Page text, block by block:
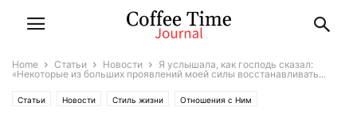
Home Статьи Новости
Я услышала, как господь сказал:
«Некоторые из больших проявлений моей силы восстанавливать...
Статьи Новости Стиль жизни Отношения с Ним